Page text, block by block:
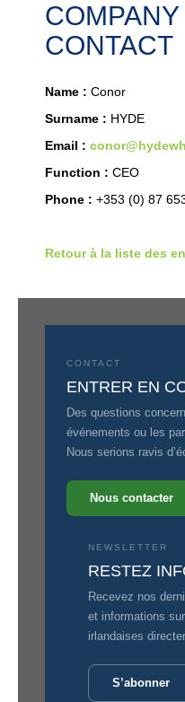
CONTACT
Name : Conor
Surname : HYDE
Email :
Function : CEO
Phone : +353 (0) 87
Retour à la liste des
CONTACT
ENTRER EN
Des questions
événements ou les
Nous serions ravis
Nous contacter
NEWSLETTER
RESTEZ
Recevez nos
et informations
irlandaises
S’abonner